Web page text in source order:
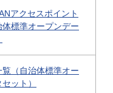
アクセスポイント
標準オープンデー
覧（自治体標準オー
ット）